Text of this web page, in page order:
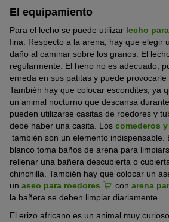
El equipamiento
Para el lecho se puede utilizar lecho
fina. Respecto a la arena, hay que elegir
daño al caminar sobre los granos. El
regularmente. El heno no es adecuado,
enreda en sus patitas y puede provocarle
También hay que colocar escondites, ya
un animal nocturno que descansa
pueden utilizarse casitas de roedores y
debe haber una casita. Los comederos
también son un elemento indispensable.
blanco toma baños de arena para
rellenar una bañera descubierta o
chinchilla. También hay que colocar un
un aseo para roedores con arena
la bañera se deben limpiar diariamente.
El erizo africano es un animal muy